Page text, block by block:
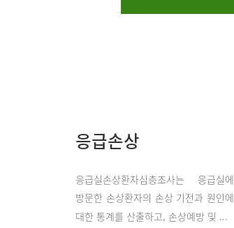
응급손상
응급실손상환자심층조사는 응급실에
방문한 손상환자의 손상 기전과 원인에
대한 통계를 산출하고, 손상예방 및 ...